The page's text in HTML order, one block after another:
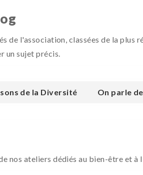
de l'association, classées de la plus
un sujet précis.
de la Diversité On parle
nos ateliers dédiés au bien-être et